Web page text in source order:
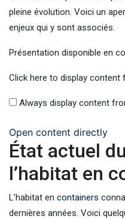
pleine évolution. Voici un
enjeux qui y sont associés.
Présentation disponible en
Click here to display content
Always display content
Open content directly
État actuel
l’habitat en
L’habitat en containers
dernières années. Voici